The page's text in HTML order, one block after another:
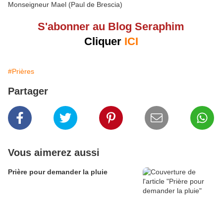
Monseigneur Mael (Paul de Brescia)
S'abonner au Blog Seraphim
Cliquer ICI
#Prières
Partager
Vous aimerez aussi
Prière pour demander la pluie